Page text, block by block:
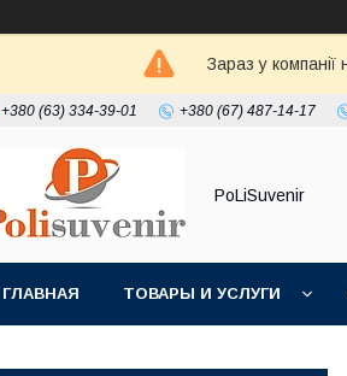
Зараз у
+380 (63) 334-39-01 +380 (67) 487-14-17
PoLiSuvenir
ГЛАВНАЯ ТОВАРЫ И УСЛУГИ